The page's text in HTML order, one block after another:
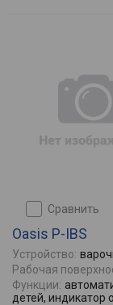
сравнить
Oasis P-IBS
Устройство:
Рабочая
Функции:
детей, индикатор